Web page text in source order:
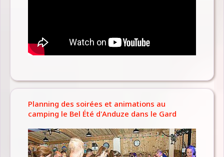
Planning des soirées et animations au
camping le Bel Été d'Anduze dans le Gard